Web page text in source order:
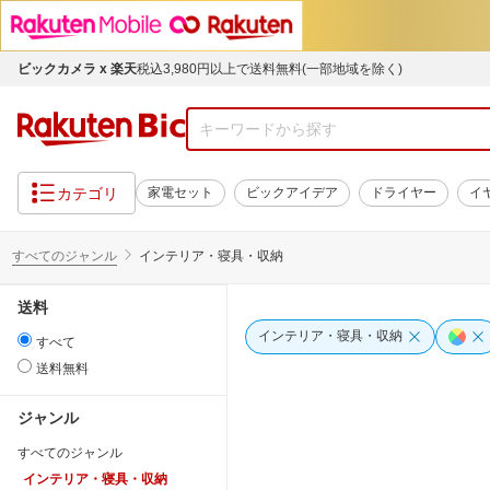
ビックカメラ x 楽天税込3,980円以上で送料無料(一部地域を除く)
カテゴリ 家電セット ビックアイデア ドライヤー イ
すべてのジャンル インテリア・寝具・収納
送料
すべて
送料無料
ジャンル
すべてのジャンル
インテリア・寝具・収納
インテリア・寝具・収納